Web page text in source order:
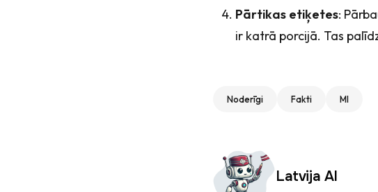
Pārtikas etiķetes:
ir katrā porcijā. Tas
Noderīgi Fakti MI
Autors:
Latvija AI